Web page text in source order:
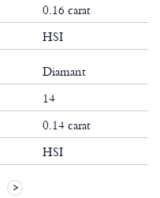
0.16 carat
HSI
Diamant
14
0.14 carat
HSI